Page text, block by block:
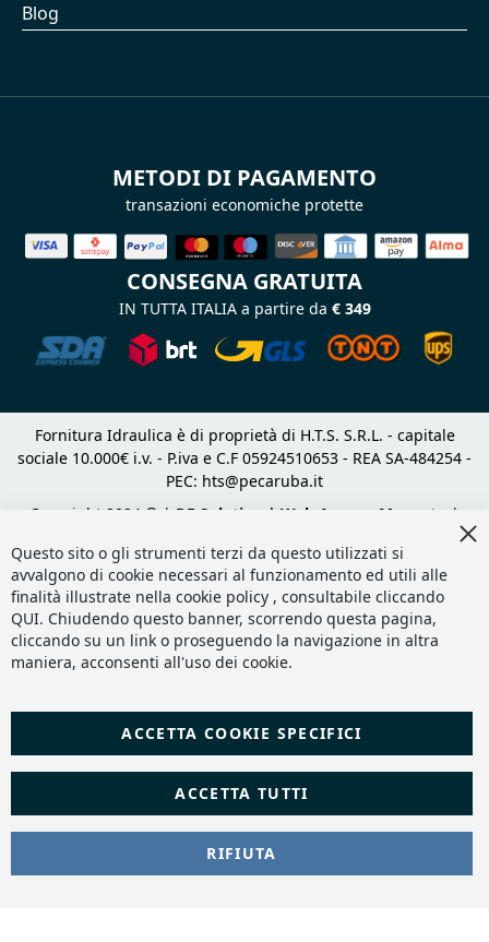
Blog
METODI DI PAGAMENTO
transazioni economiche protette
CONSEGNA GRATUITA
IN TUTTA ITALIA a partire da € 349
Fornitura Idraulica è di proprietà di H.T.S. S.R.L. - capitale
sociale 10.000€ i.v. - P.iva e C.F 05924510653 - REA SA-484254 -
PEC: hts@pecaruba.it
Copyright 2024 © | DF Solution | Web Agency Magento
|
Questo sito o gli strumenti terzi da questo utilizzati si
avvalgono di cookie necessari al funzionamento ed utili alle
finalità illustrate nella cookie policy , consultabile cliccando
QUI. Chiudendo questo banner, scorrendo questa pagina,
cliccando su un link o proseguendo la navigazione in altra
maniera, acconsenti all'uso dei cookie.
ACCETTA TUTTI
ACCETTA COOKIE SPECIFICI
RIFIUTA